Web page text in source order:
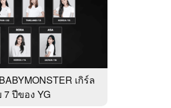
เกิร์ล
ปีของ YG